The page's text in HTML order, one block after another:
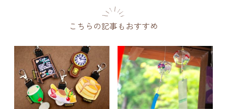
こちらの記事もおすすめ